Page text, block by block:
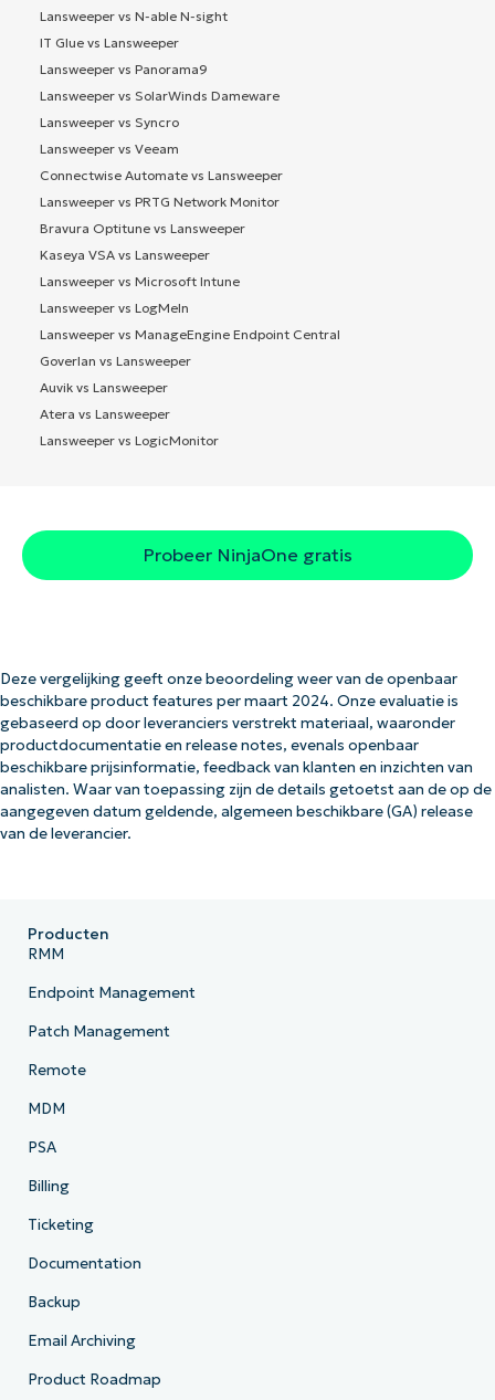
Lansweeper vs N-able N-sight
IT Glue vs Lansweeper
Lansweeper vs Panorama9
Lansweeper vs SolarWinds Dameware
Lansweeper vs Syncro
Lansweeper vs Veeam
Connectwise Automate vs Lansweeper
Lansweeper vs PRTG Network Monitor
Bravura Optitune vs Lansweeper
Kaseya VSA vs Lansweeper
Lansweeper vs Microsoft Intune
Lansweeper vs LogMeIn
Lansweeper vs ManageEngine Endpoint Central
Goverlan vs Lansweeper
Auvik vs Lansweeper
Atera vs Lansweeper
Lansweeper vs LogicMonitor
Probeer NinjaOne gratis
Deze vergelijking geeft onze beoordeling weer van de openbaar
beschikbare product features per maart 2024. Onze evaluatie is
gebaseerd op door leveranciers verstrekt materiaal, waaronder
productdocumentatie en release notes, evenals openbaar
beschikbare prijsinformatie, feedback van klanten en inzichten van
analisten. Waar van toepassing zijn de details getoetst aan de op de
aangegeven datum geldende, algemeen beschikbare (GA) release
van de leverancier.
Producten
RMM
Endpoint Management
Patch Management
Remote
MDM
PSA
Billing
Ticketing
Documentation
Backup
Email Archiving
Product Roadmap